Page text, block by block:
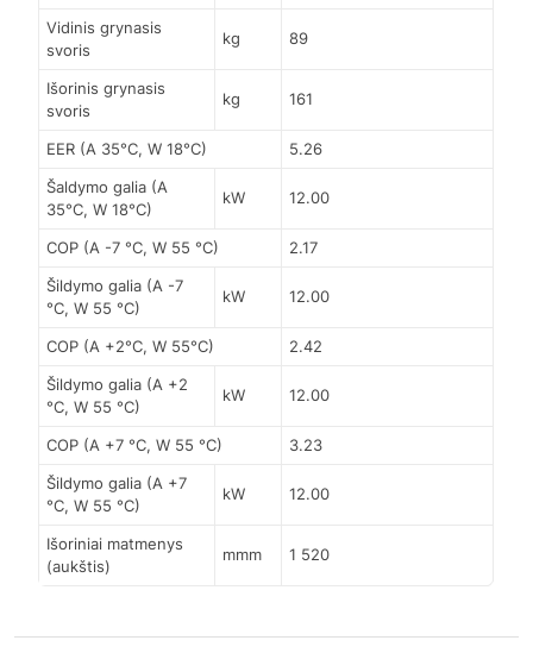
Vidinis grynasis
svoris
kg 89
Išorinis grynasis
svoris
kg 161
EER (A 35°C, W 18°C)
5.26
Šaldymo galia (A
35°C, W 18°C)
kW 12.00
COP (A -7 °C, W 55 °C)
2.17
Šildymo galia (A -7
°C, W 55 °C)
kW 12.00
COP (A +2°C, W 55°C)
2.42
Šildymo galia (A +2
°C, W 55 °C)
kW 12.00
COP (A +7 °C, W 55 °C)
3.23
Šildymo galia (A +7
°C, W 55 °C)
kW 12.00
Išoriniai matmenys
(aukštis)
mmm 1 520